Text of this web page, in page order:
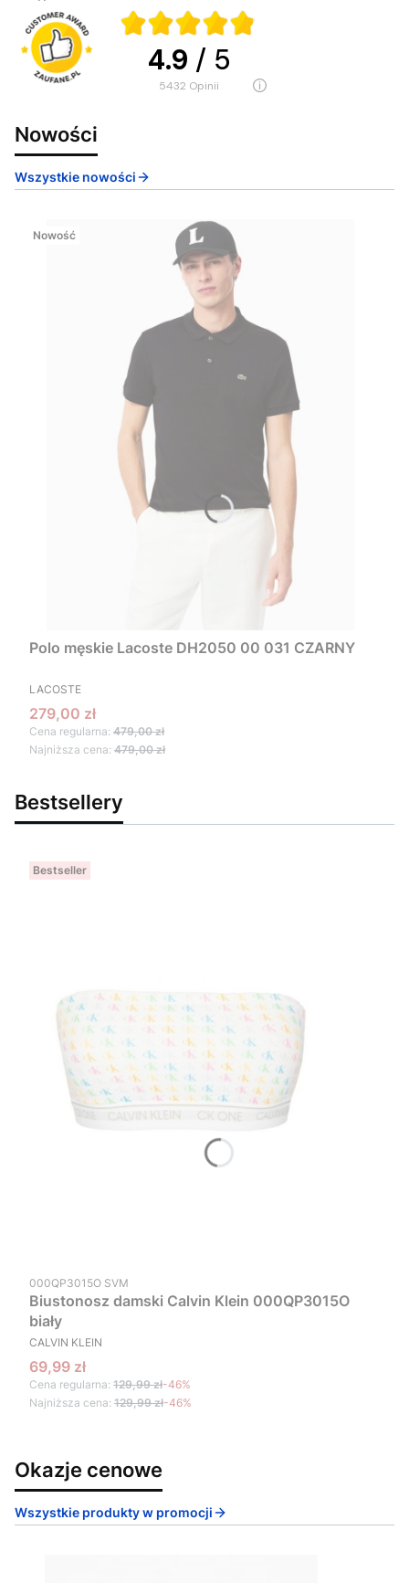
4.9 / 5
5432 opinii
Nowości
Wszystkie nowości
Nowość
Polo męskie Lacoste DH2050 00 031 CZARNY
PRODUCENT
LACOSTE
Cena promocyjna
279,00 zł
Cena regularna: 479,00 zł
Najniższa cena: 479,00 zł
Bestsellery
Bestseller
Kod produktu
000QP3015O SVM
Biustonosz damski Calvin Klein 000QP3015O
biały
PRODUCENT
CALVIN KLEIN
Cena promocyjna
69,99 zł
Cena regularna: 129,99 zł-46%
Najniższa cena: 129,99 zł-46%
Okazje cenowe
Wszystkie produkty w promocji